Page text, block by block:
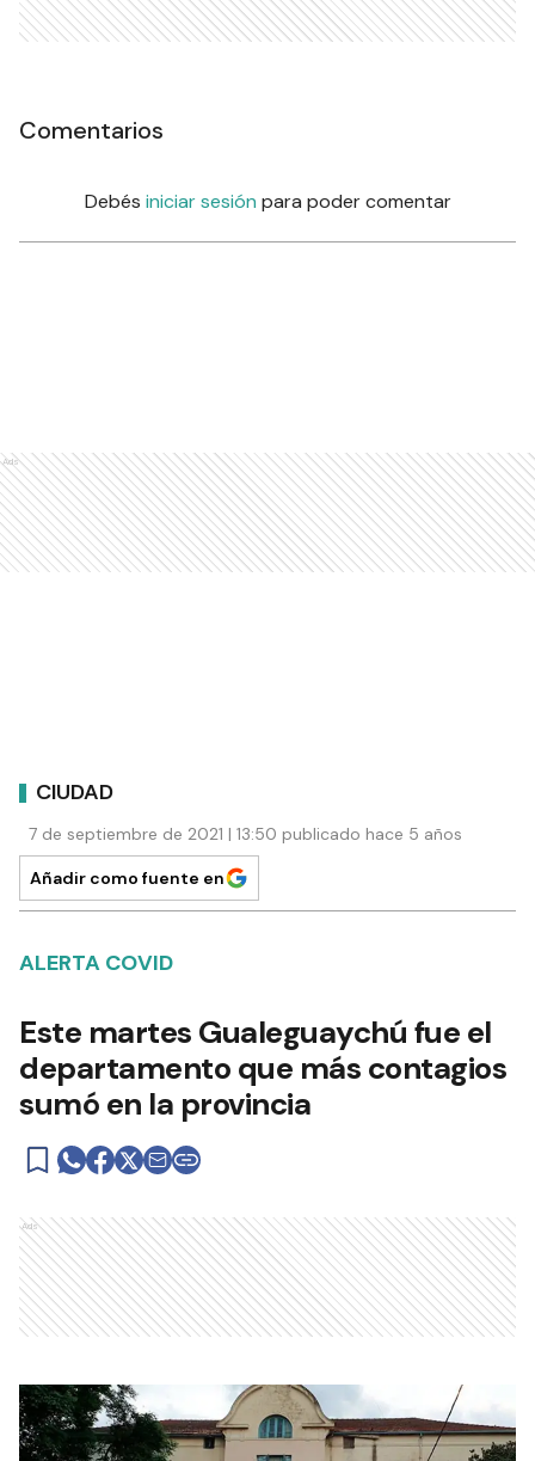
Comentarios
Debés iniciar sesión para poder comentar
Ads
CIUDAD
7 de septiembre de 2021 | 13:50 publicado hace 5 años
Añadir como fuente en
ALERTA COVID
Este martes Gualeguaychú fue el
departamento que más contagios
sumó en la provincia
Ads